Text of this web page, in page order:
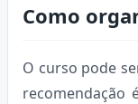
Como
O curso pode
recomendação